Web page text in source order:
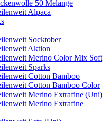
50 Melange
Alpaca
Socktober
Aktion
Merino Color Mix Soft
Sparks
Cotton Bamboo
Cotton Bamboo Color
Merino Extrafine (Uni)
Merino Extrafine